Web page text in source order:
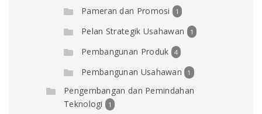
Pameran dan Promosi 1
Pelan Strategik Usahawan 1
Pembangunan Produk 4
Pembangunan Usahawan 1
Pengembangan dan Pemindahan
Teknologi
1